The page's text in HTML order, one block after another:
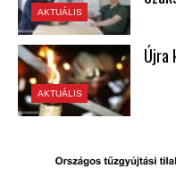
AKTUÁLIS
AKTUÁLIS
Újra